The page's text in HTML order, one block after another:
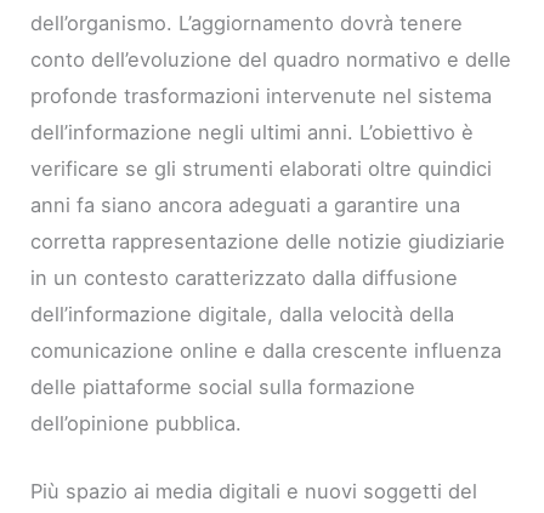
dell’organismo. L’aggiornamento dovrà tenere
conto dell’evoluzione del quadro normativo e delle
profonde trasformazioni intervenute nel sistema
dell’informazione negli ultimi anni. L’obiettivo è
verificare se gli strumenti elaborati oltre quindici
anni fa siano ancora adeguati a garantire una
corretta rappresentazione delle notizie giudiziarie
in un contesto caratterizzato dalla diffusione
dell’informazione digitale, dalla velocità della
comunicazione online e dalla crescente influenza
delle piattaforme social sulla formazione
dell’opinione pubblica.
Più spazio ai media digitali e nuovi soggetti del